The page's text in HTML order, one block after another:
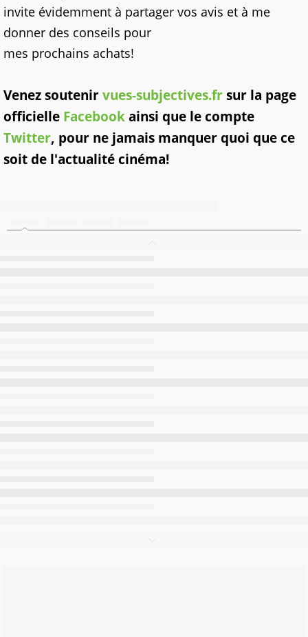
invite évidemment à partager vos avis et à me
donner des conseils pour
mes prochains achats!
Venez soutenir vues-subjectives.fr sur la page
officielle Facebook ainsi que le compte
Twitter, pour ne jamais manquer quoi que ce
soit de l'actualité cinéma!